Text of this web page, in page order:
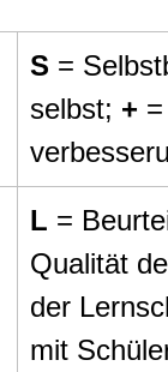
S =
selbst; +
L =
Qualität
der
mit